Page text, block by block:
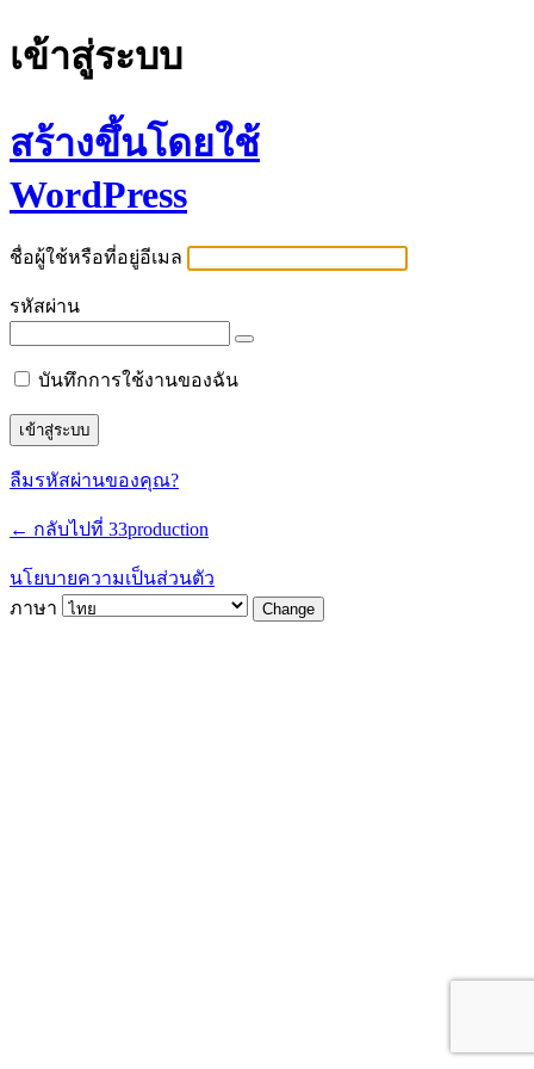
เข้าสู่ระบบ
สร้างขึ้นโดยใช้
WordPress
ชื่อผู้ใช้หรือที่อยู่อีเมล
รหัสผ่าน
บันทึกการใช้งานของฉัน
ลืมรหัสผ่านของคุณ?
← กลับไปที่ 33production
นโยบายความเป็นส่วนตัว
ภาษา